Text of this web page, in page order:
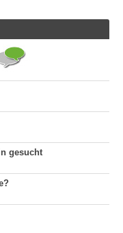
gesucht